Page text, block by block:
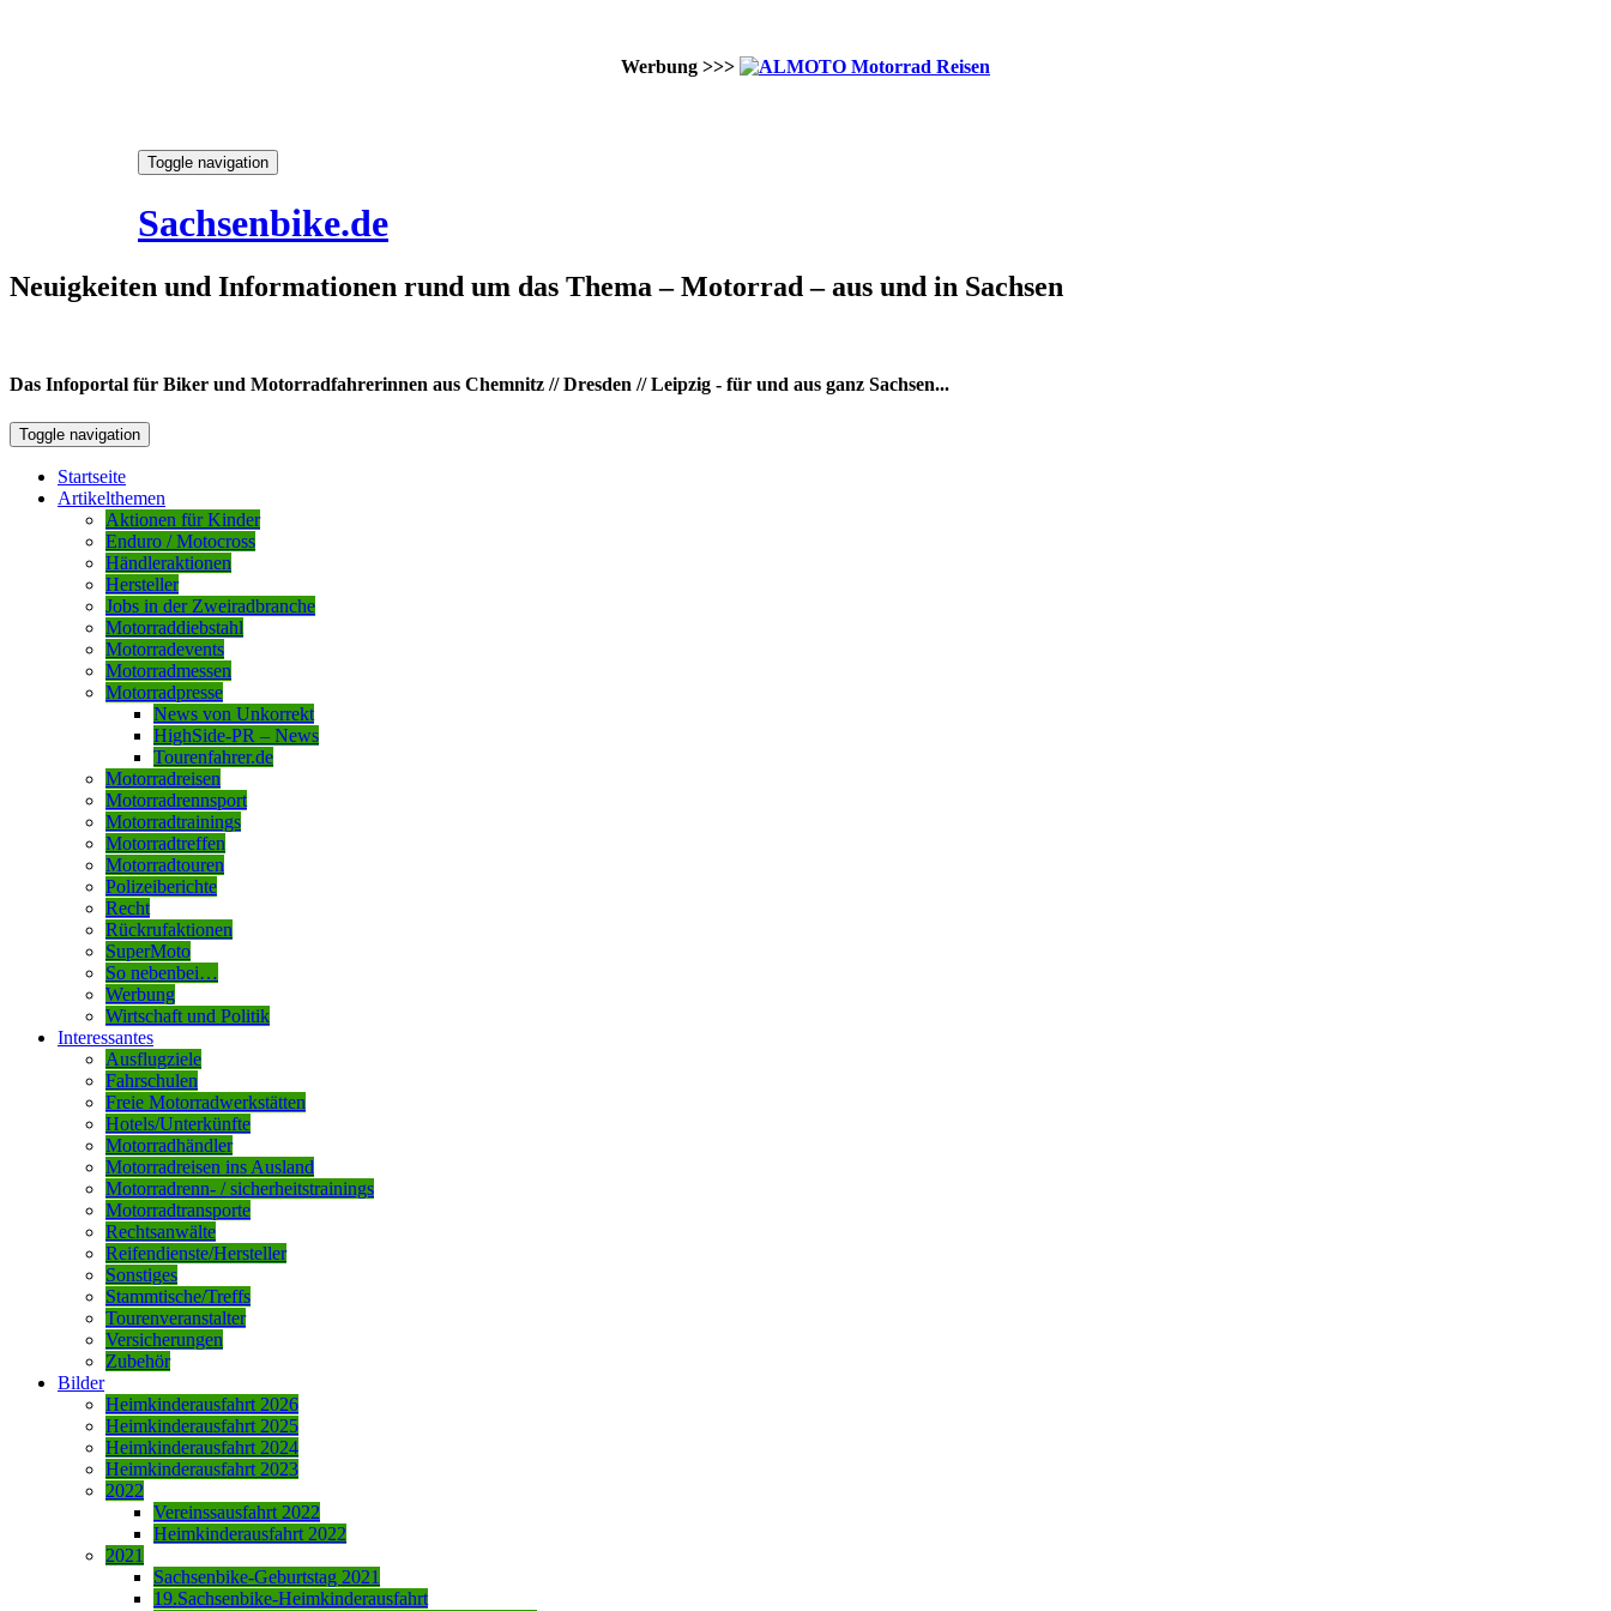
Werbung >>>
Toggle navigation
Sachsenbike.de
Neuigkeiten und Informationen rund um das Thema – Motorrad – aus und in Sachsen
Das Infoportal für Biker und Motorradfahrerinnen aus Chemnitz // Dresden // Leipzig - für und aus ganz Sachsen...
Toggle navigation
Startseite
Artikelthemen
Aktionen für Kinder
Enduro / Motocross
Händleraktionen
Hersteller
Jobs in der Zweiradbranche
Motorraddiebstahl
Motorradevents
Motorradmessen
Motorradpresse
News von Unkorrekt
HighSide-PR – News
Tourenfahrer.de
Motorradreisen
Motorradrennsport
Motorradtrainings
Motorradtreffen
Motorradtouren
Polizeiberichte
Recht
Rückrufaktionen
SuperMoto
So nebenbei…
Werbung
Wirtschaft und Politik
Interessantes
Ausflugziele
Fahrschulen
Freie Motorradwerkstätten
Hotels/Unterkünfte
Motorradhändler
Motorradreisen ins Ausland
Motorradrenn- / sicherheitstrainings
Motorradtransporte
Rechtsanwälte
Reifendienste/Hersteller
Sonstiges
Stammtische/Treffs
Tourenveranstalter
Versicherungen
Zubehör
Bilder
Heimkinderausfahrt 2026
Heimkinderausfahrt 2025
Heimkinderausfahrt 2024
Heimkinderausfahrt 2023
2022
Vereinssausfahrt 2022
Heimkinderausfahrt 2022
2021
Sachsenbike-Geburtstag 2021
19.Sachsenbike-Heimkinderausfahrt